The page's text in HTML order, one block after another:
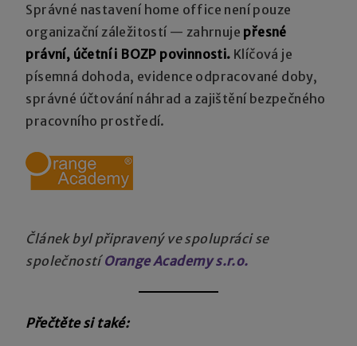
Správné nastavení home office není pouze
organizační záležitostí — zahrnuje přesné
právní, účetní i BOZP povinnosti. Klíčová je
písemná dohoda, evidence odpracované doby,
správné účtování náhrad a zajištění bezpečného
pracovního prostředí.
Článek byl připravený ve spolupráci se
společnostíOrange Academy s.r.o.
Přečtěte si také: